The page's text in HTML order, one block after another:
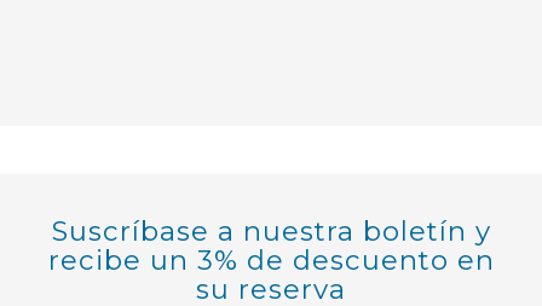
Suscríbase a nuestra boletín y
recibe un 3% de descuento en
su reserva